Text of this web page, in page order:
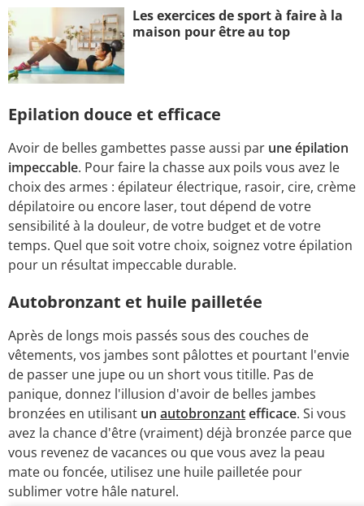
Les exercices de sport à faire à la
maison pour être au top
Epilation douce et efficace
Avoir de belles gambettes passe aussi par une épilation
impeccable. Pour faire la chasse aux poils vous avez le
choix des armes : épilateur électrique, rasoir, cire, crème
dépilatoire ou encore laser, tout dépend de votre
sensibilité à la douleur, de votre budget et de votre
temps. Quel que soit votre choix, soignez votre épilation
pour un résultat impeccable durable.
Autobronzant et huile pailletée
Après de longs mois passés sous des couches de
vêtements, vos jambes sont pâlottes et pourtant l'envie
de passer une jupe ou un short vous titille. Pas de
panique, donnez l'illusion d'avoir de belles jambes
bronzées en utilisant un autobronzantefficace. Si vous
avez la chance d'être (vraiment) déjà bronzée parce que
vous revenez de vacances ou que vous avez la peau
mate ou foncée, utilisez une huile pailletée pour
sublimer votre hâle naturel.